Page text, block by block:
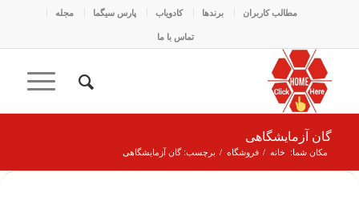
مطالب کاربران برندها کادو‌یاب پارس سیگما
مجله
تماس با ما
گان آزمایشگاهی
مکان شما: خانه / فروشگاه / برچسب: گان آزمایشگاهی